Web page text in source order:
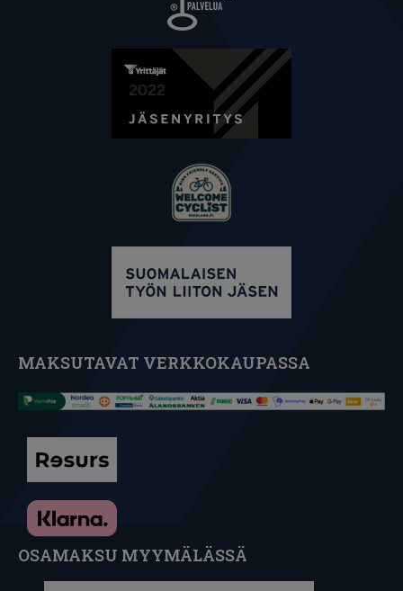
MAKSUTAVAT VERKKOKAUPASSA
OSAMAKSU MYYMÄLÄSSÄ